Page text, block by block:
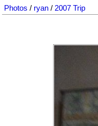
Photos / ryan / 2007 Trip